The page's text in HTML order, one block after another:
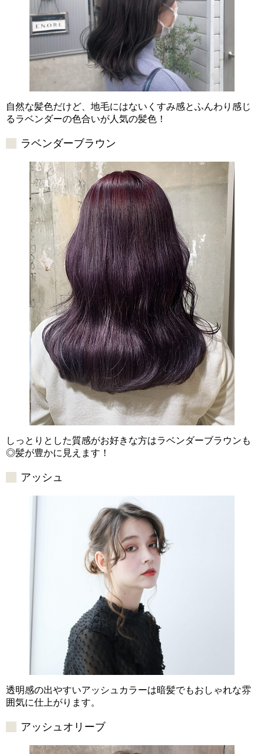
自然な髪色だけど、地毛にはないくすみ感とふんわり感じ
るラベンダーの色合いが人気の髪色！
ラベンダーブラウン
しっとりとした質感がお好きな方はラベンダーブラウンも
◎髪が豊かに見えます！
アッシュ
透明感の出やすいアッシュカラーは暗髪でもおしゃれな雰
囲気に仕上がります。
アッシュオリーブ